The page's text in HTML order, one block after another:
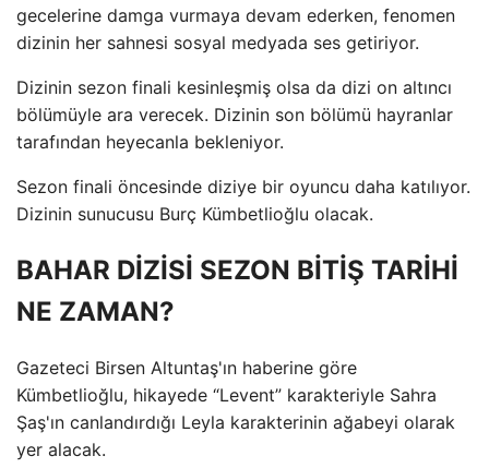
gecelerine damga vurmaya devam ederken, fenomen
dizinin her sahnesi sosyal medyada ses getiriyor.
Dizinin sezon finali kesinleşmiş olsa da dizi on altıncı
bölümüyle ara verecek. Dizinin son bölümü hayranlar
tarafından heyecanla bekleniyor.
Sezon finali öncesinde diziye bir oyuncu daha katılıyor.
Dizinin sunucusu Burç Kümbetlioğlu olacak.
BAHAR DİZİSİ SEZON BİTİŞ TARİHİ
NE ZAMAN?
Gazeteci Birsen Altuntaş'ın haberine göre
Kümbetlioğlu, hikayede “Levent” karakteriyle Sahra
Şaş'ın canlandırdığı Leyla karakterinin ağabeyi olarak
yer alacak.